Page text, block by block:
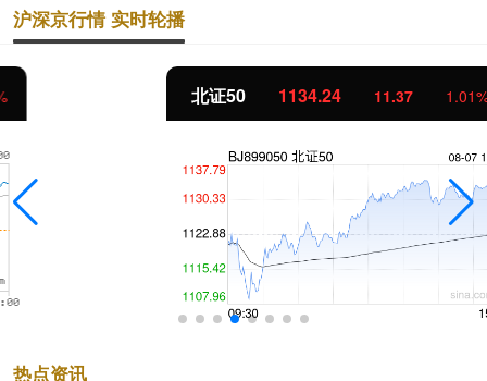
沪深京行情 实时轮播
1134.24 11.37 1.01%
热点资讯